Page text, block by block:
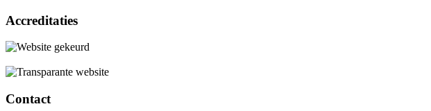
Accreditaties
Contact